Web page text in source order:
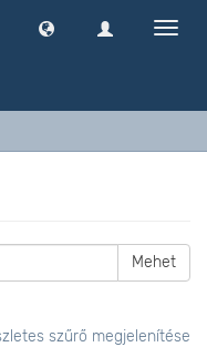
Mehet
szűrő megjelenítése